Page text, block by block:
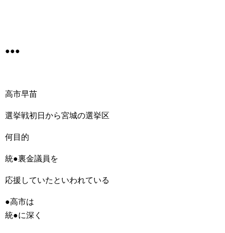
●●●
高市早苗
選挙戦初日から宮城の選挙区
何目的
統●裏金議員を
応援していたといわれている
●高市は
統●に深く